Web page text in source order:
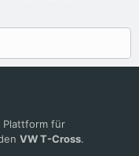
Plattform für
VW T-Cross.